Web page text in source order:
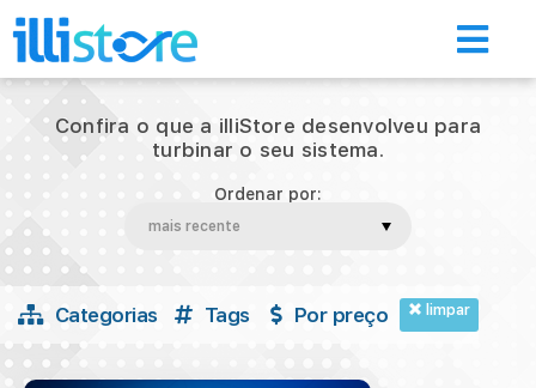
Início
Loja de aplicativos
Confira o que a illiStore desenvolveu para
turbinar o seu sistema.
Ordenar por:
Categorias Tags Por preço limpar